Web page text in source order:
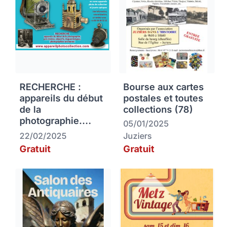
RECHERCHE :
appareils du début
de la
photographie....
22/02/2025
Gratuit
Bourse aux cartes
postales et toutes
collections (78)
05/01/2025
Juziers
Gratuit